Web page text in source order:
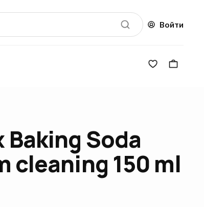
Войти
Soda
cleaning 150 ml